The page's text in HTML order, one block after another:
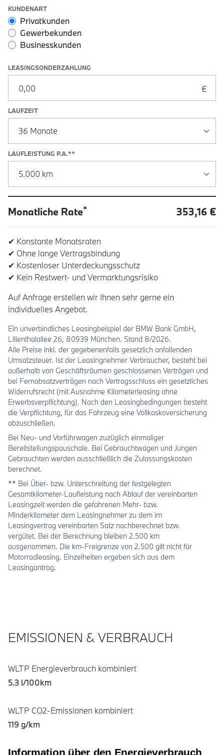
Leasingoptionen: Sonderzahlung und Laufzeit
KUNDENART
Privatkunden
Gewerbekunden
Businesskunden
LEASINGSONDERZAHLUNG
LAUFZEIT
LAUFLEISTUNG P.A.**
Monatliche Rate* 353,16 €
✔ Konstante Monatsraten
✔ Ohne lange Vertragsbindung
✔ Kostenloser Unterdeckungsschutz
✔ Kein Restwert- und Vermarktungsrisiko
Auf Anfrage erstellen wir Ihnen sehr gerne ein
individuelles Angebot.
Ein unverbindliches Leasingbeispiel der BMW Bank GmbH,
Lilienthalallee 26, 80939 München. Stand 8/2026.
Alle Preise inkl. der gegebenenfalls gesetzlich anfallenden
Umsatzsteuer. Ist der Leasingnehmer Verbraucher, besteht bei
außerhalb von Geschäftsräumen geschlossenen Verträgen und
bei Fernabsatzverträgen nach Vertragsschluss ein gesetzliches
Widerrufsrecht (mit Ausnahme Kilometerleasing ohne
Erwerbsverpflichtung). Nach den Leasingbedingungen besteht
die Verpflichtung, für das Fahrzeug eine Vollkaskoversicherung
abzuschließen.
Bei Neu- und Vorführwagen zuzüglich einmaliger
Bereitstellungspauschale. Bei Gebrauchtwagen und Jungen
Gebrauchten werden ausschließlich die Zulassungskosten
berechnet.
** Bei Über- bzw. Unterschreitung der festgelegten
Gesamtkilometer-Laufleistung nach Ablauf der vereinbarten
Leasingzeit werden die gefahrenen Mehr- bzw.
Minderkilometer dem Leasingnehmer zu dem im
Leasingvertrag vereinbarten Satz nachberechnet bzw.
vergütet. Bei der Berechnung bleiben 2.500 km
ausgenommen. Die km-Freigrenze von 2.500 gilt nicht für
Motorradleasing. Einzelheiten ergeben sich aus dem
Leasingantrag.
EMISSIONEN & VERBRAUCH
WLTP Energieverbrauch kombiniert
5.3 l/100km
WLTP CO2-Emissionen kombiniert
119 g/km